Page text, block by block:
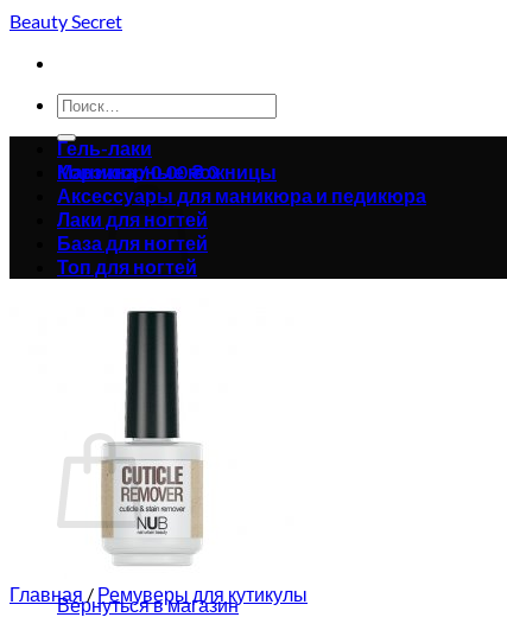
Skip
content
Beauty Secret
Искать:
Корзина /0.00₴0
Корзина пуста.
Вернуться в магазин
Корзина
Корзина пуста.
Вернуться в магазин
Гель-лаки
Маникюрные ножницы
Аксессуары для маникюра и педикюра
Лаки для ногтей
База для ногтей
Топ для ногтей
Главная / Ремуверы для кутикулы